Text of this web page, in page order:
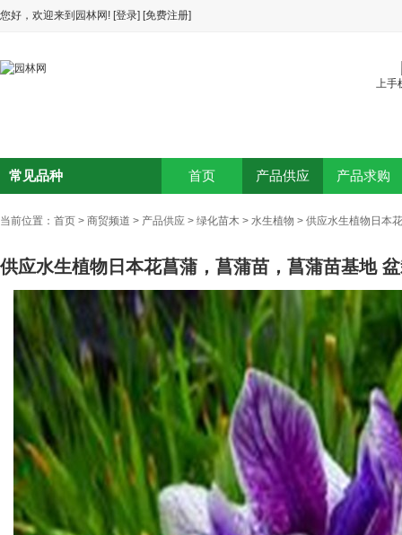
您好，欢迎来到园林网! [登录] [免费注册]
上手
首页 产品供应 产品求购
常见品种
当前位置： 首页 > 商贸频道 > 产品供应 > 绿化苗木 > 水生植物 > 供应水生植物日本
供应水生植物日本花菖蒲，菖蒲苗，菖蒲苗基地